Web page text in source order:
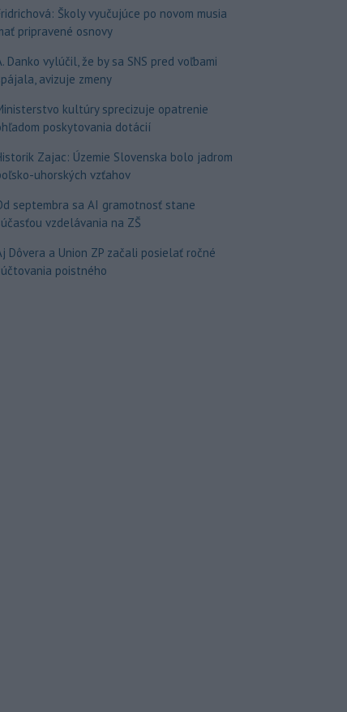
Školy vyučujúce po novom musia
pripravené osnovy
Danko vylúčil, že by sa SNS pred voľbami
avizuje zmeny
kultúry sprecizuje opatrenie
poskytovania dotácií
Zajac: Územie Slovenska bolo jadrom
uhorských vzťahov
septembra sa AI gramotnosť stane
vzdelávania na ZŠ
Dôvera a Union ZP začali posielať ročné
poistného